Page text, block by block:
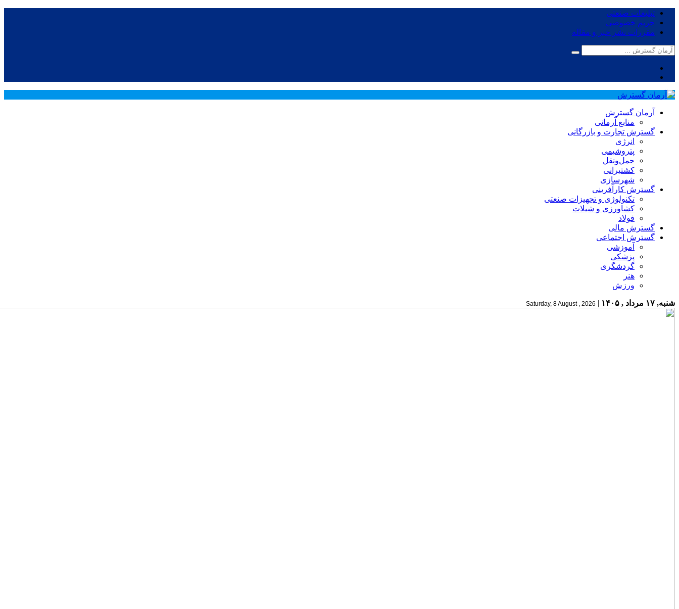
تبلیغات صنعتی
حریم خصوصی
مقررات نشر خبر و مقاله
آرمان گسترش
منابع آرمانی
گسترش تجارت و بازرگانی
انرژی
پتروشیمی
حمل‌و‌نقل
کشتیرانی
شهرسازی
گسترش کارآفرینی
تکنولوژی و تجهیزات صنعتی
کشاورزی و شیلات
فولاد
گسترش مالی
گسترش اجتماعی
آموزشی
پزشکی
گردشگری
هنر
ورزش
شنبه, ۱۷ مرداد , ۱۴۰۵ |
Saturday, 8 August , 2026